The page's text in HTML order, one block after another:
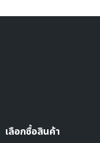
เลือกซื้อสินค้า